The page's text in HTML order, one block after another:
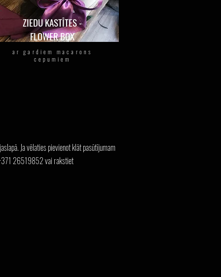
ZIEDU KASTĪTES -
FLOWERBOX
ar gardiem macarons
cepumiem
Ja vēlaties pievienot klāt pasūtījumam
26519852 vai rakstiet